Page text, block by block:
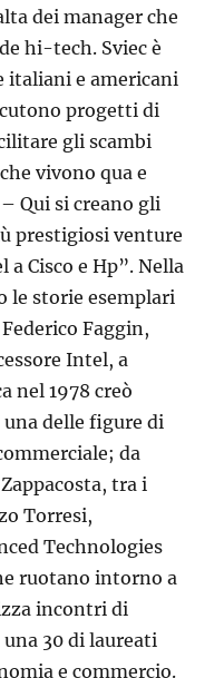
dei manager che
hi-tech. Sviec è
italiani e americani
progetti di
gli scambi
vivono qua e
Qui si creano gli
prestigiosi venture
Cisco e Hp”. Nella
le storie esemplari
Faggin,
Intel, a
nel 1978 creò
delle figure di
da
tra i
Torresi,
Technologies
ruotano intorno a
incontri di
30 di laureati
e commercio.